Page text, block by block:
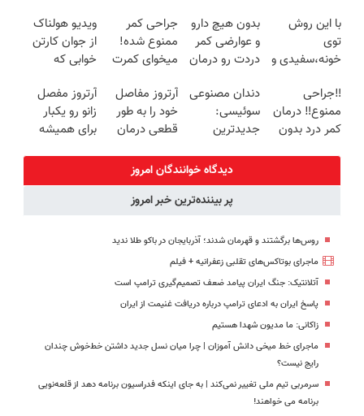
روزه ساخت!
کننده خانگی
با این روش
توی
خونه،سفیدی و
برگردون
(40%off)
بدون هیچ دارو
و عوارضی کمر
دردت رو درمان
(پرسش‌نامه)
جراحی کمر
ممنوع شده!
میخوای کمرت
درمان کنی؟
((پرسش‌نامه))
ویدیو هولناک
از جوان کارتن
خوابی که
آموزش رایگان
‼️جراحی
ممنوع‼️ درمان
کمر درد بدون
دندان مصنوعی
سوئیسی:
جدیدترین
سبک و مقاوم |
پرداخت قسطی
آرتروز مفاصل
خود را به طور
قطعی درمان
◗پرسش‌نامه◖
آرتروز مفصل
زانو رو یکبار
برای همیشه
دیدگاه خوانندگان امروز
پر بیننده‌ترین خبر امروز
روس‌ها برگشتند و قهرمان شدند؛ آذربایجان در باکو طلا ندید
ماجرای بوتاکس‌های تقلبی زعفرانیه + فیلم
آتلانتیک: جنگ ایران پیامد ضعف تصمیم‌گیری ترامپ است
پاسخ ایران به ادعای ترامپ درباره دریافت غنیمت از ایران
زاکانی: ما مدیون شهدا هستیم
ماجرای خط میخی دانش آموزان | چرا میان نسل جدید داشتن خط‌خوش چندان
رایج نیست؟
سرمربی تیم ملی تغییر نمی‌کند | به جای اینکه فدراسیون برنامه دهد از قلعه‌نویی
برنامه می خواهند!